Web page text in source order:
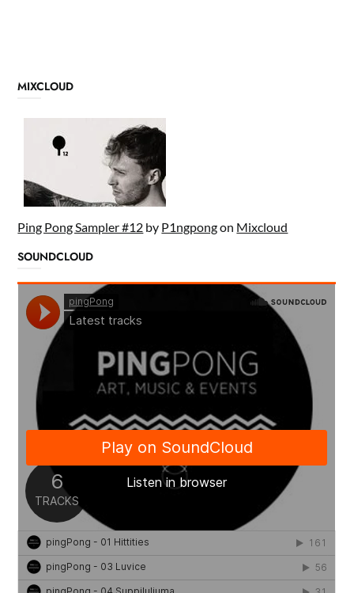
MIXCLOUD
Ping Pong Sampler #12 by P1ngpongon Mixcloud
SOUNDCLOUD